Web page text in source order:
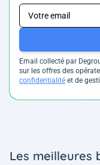
Email collecté par
sur les offres des
confidentialité et de
Les meilleures